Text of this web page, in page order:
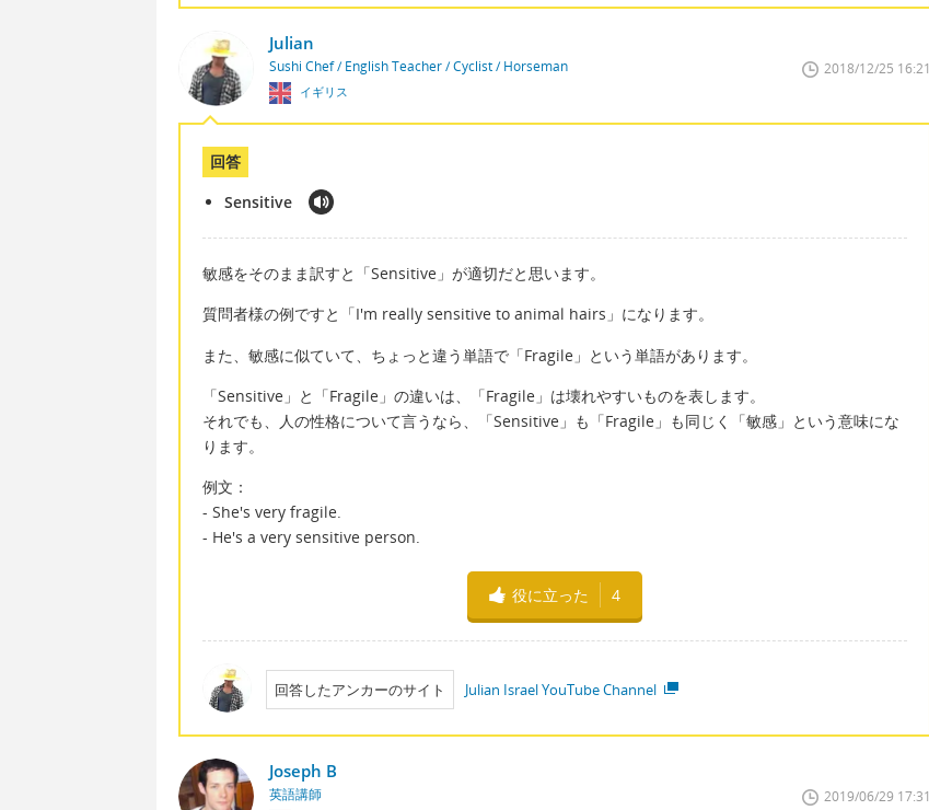
Julian
Sushi Chef / English Teacher / Cyclist / Horseman
イギリス
2018/12/25 16:21
回答
Sensitive
敏感をそのまま訳すと「Sensitive」が適切だと思います。
質問者様の例ですと「I'm really sensitive to animal hairs」になります。
また、敏感に似ていて、ちょっと違う単語で「Fragile」という単語があります。
「Sensitive」と「Fragile」の違いは、「Fragile」は壊れやすいものを表します。
それでも、人の性格について言うなら、「Sensitive」も「Fragile」も同じく「敏感」という意味にな
ります。
例文：
- She's very fragile.
- He's a very sensitive person.
役に立った 4
回答したアンカーのサイト Julian Israel YouTube Channel
Joseph B
英語講師 2019/06/29 17:31